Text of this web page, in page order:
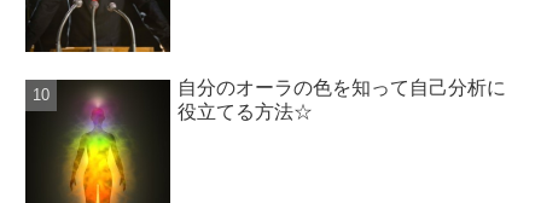
自分のオーラの色を知って自己分析に
役立てる方法☆